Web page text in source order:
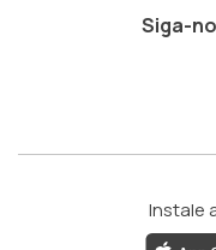
Siga-
Instale